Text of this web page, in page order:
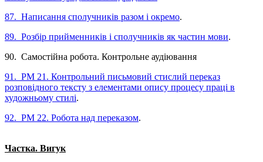
87. Написання сполучників разом і окремо.
89. Розбір прийменників і сполучників як частин мови.
90. Самостійна робота. Контрольне аудіювання
91. РМ 21. Контрольний письмовий стислий переказ
розповідного тексту з елементами опису процесу праці в
художньому стилі.
92. РМ 22. Робота над переказом.
Частка. Вигук